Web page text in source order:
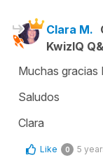
Clara M.
KwizIQ
Muchas gracias
Saludos
Clara
Like 0 5